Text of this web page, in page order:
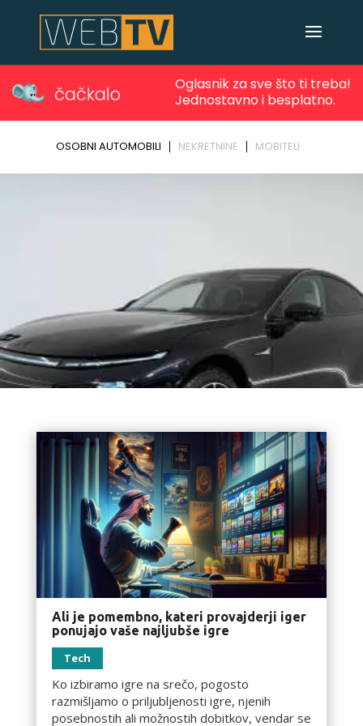
Ali je pomembno, kateri provajderji iger
ponujajo vaše najljubše igre
Tech
Ko izbiramo igre na srečo, pogosto
razmišljamo o priljubljenosti igre, njenih
posebnostih ali možnostih dobitkov, vendar se